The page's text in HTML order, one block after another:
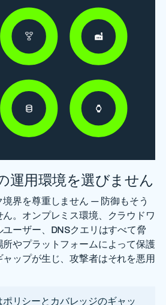
運用環境を選びません
界を尊重しません — 防御もそう
。オンプレミス環境、クラウドワ
ーザー、DNSクエリはすべて脅
やプラットフォームによって保護
ップが生じ、攻撃者はそれを悪用
ポリシーとカバレッジのギャッ